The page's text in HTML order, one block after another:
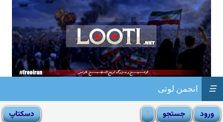
انجمن لوتی ☰